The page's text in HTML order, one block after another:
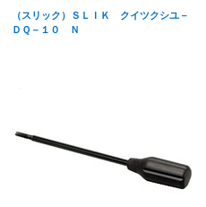
（スリック）ＳＬＩＫ クイツクシユ－
ＤＱ－１０ Ｎ